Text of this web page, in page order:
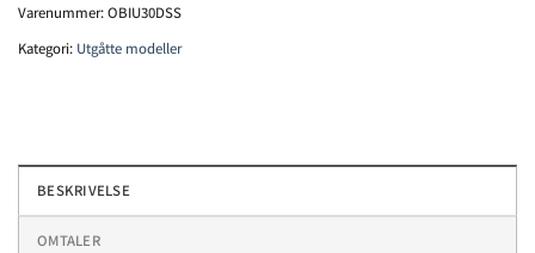
Varenummer:OBIU30DSS
Kategori: Utgåtte modeller
BESKRIVELSE
OMTALER